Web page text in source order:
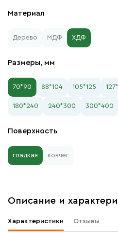
Материал
Дерево МДФ ХДФ
Размеры, мм
70*90 88*104 105*125
180*240 240*300 300*400
Поверхность
гладкая ковчег
Описание и
Характеристики Отзывы